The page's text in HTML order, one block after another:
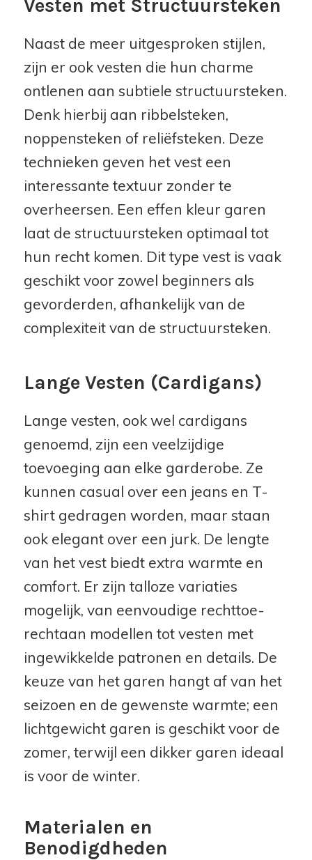
Vesten met Structuursteken
Naast de meer uitgesproken stijlen,
zijn er ook vesten die hun charme
ontlenen aan subtiele structuursteken.
Denk hierbij aan ribbelsteken,
noppensteken of reliëfsteken. Deze
technieken geven het vest een
interessante textuur zonder te
overheersen. Een effen kleur garen
laat de structuursteken optimaal tot
hun recht komen. Dit type vest is vaak
geschikt voor zowel beginners als
gevorderden, afhankelijk van de
complexiteit van de structuursteken.
Lange Vesten (Cardigans)
Lange vesten, ook wel cardigans
genoemd, zijn een veelzijdige
toevoeging aan elke garderobe. Ze
kunnen casual over een jeans en T-
shirt gedragen worden, maar staan
ook elegant over een jurk. De lengte
van het vest biedt extra warmte en
comfort. Er zijn talloze variaties
mogelijk, van eenvoudige rechttoe-
rechtaan modellen tot vesten met
ingewikkelde patronen en details. De
keuze van het garen hangt af van het
seizoen en de gewenste warmte; een
lichtgewicht garen is geschikt voor de
zomer, terwijl een dikker garen ideaal
is voor de winter.
Materialen en
Benodigdheden